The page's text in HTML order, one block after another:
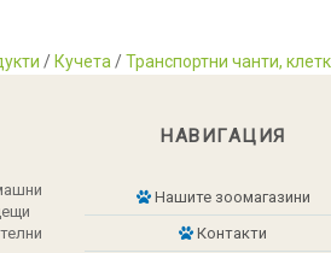
/ Кучета /Транспортни чанти,
НАВИГАЦИЯ
Нашите зоомагазини
Контакти